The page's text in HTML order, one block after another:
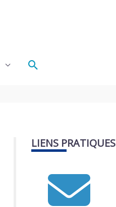
Rechercher
LIENS PRATIQUES